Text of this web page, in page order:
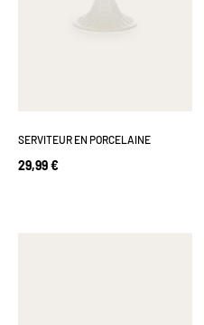
SERVITEUR EN PORCELAINE
29,99 €